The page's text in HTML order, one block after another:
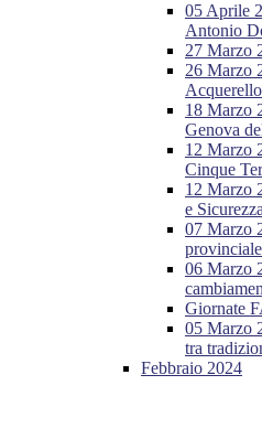
05 Aprile
Antonio
27 Marzo
26 Marzo
18 Marzo
Genova
12 Marzo
Cinque
12 Marzo
e
07 Marzo
06 Marzo
Giornate
05 Marzo
tra
Febbraio 2024